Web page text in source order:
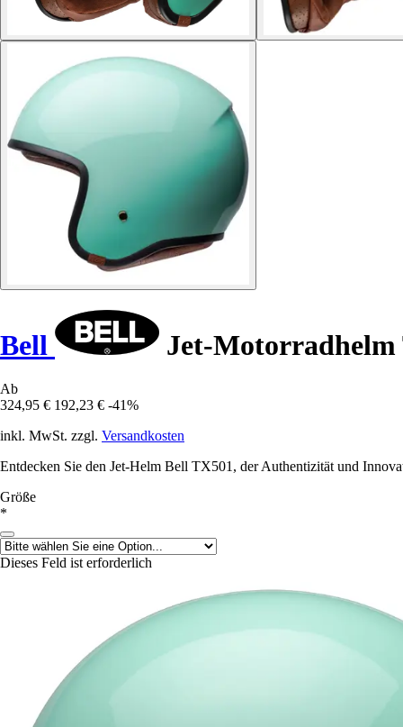
Bell Jet-Motorradhelm
Ab
324,95 € 192,23 € -41%
inkl. MwSt. zzgl. Versandkosten
Entdecken Sie den Jet-Helm Bell TX501, der Authentizität und
Größe
*
Dieses Feld ist erforderlich